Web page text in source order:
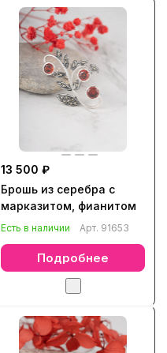
13 500 ₽
Брошь из серебра с
марказитом, фианитом
Есть в наличии Арт. 91653
Подробнее